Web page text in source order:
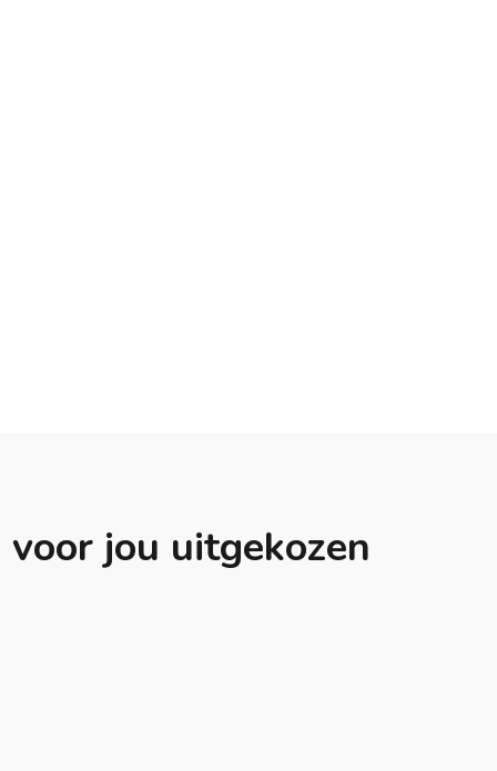
jou uitgekozen